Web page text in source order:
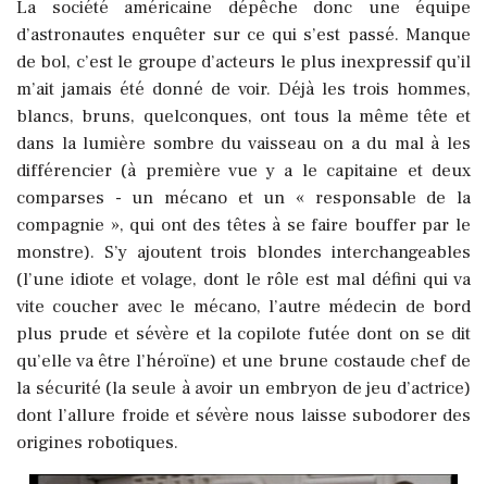
La société américaine dépêche donc une équipe
d’astronautes enquêter sur ce qui s’est passé. Manque
de bol, c’est le groupe d’acteurs le plus inexpressif qu’il
m’ait jamais été donné de voir. Déjà les trois hommes,
blancs, bruns, quelconques, ont tous la même tête et
dans la lumière sombre du vaisseau on a du mal à les
différencier (à première vue y a le capitaine et deux
comparses - un mécano et un « responsable de la
compagnie », qui ont des têtes à se faire bouffer par le
monstre). S’y ajoutent trois blondes interchangeables
(l’une idiote et volage, dont le rôle est mal défini qui va
vite coucher avec le mécano, l’autre médecin de bord
plus prude et sévère et la copilote futée dont on se dit
qu’elle va être l’héroïne) et une brune costaude chef de
la sécurité (la seule à avoir un embryon de jeu d’actrice)
dont l’allure froide et sévère nous laisse subodorer des
origines robotiques.